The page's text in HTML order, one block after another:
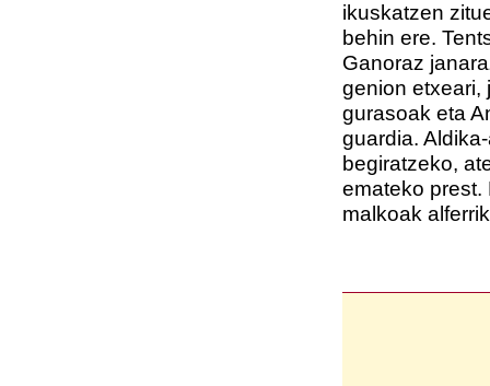
ikuskatzen
behin ere.
Ganoraz
genion etxeari,
gurasoak eta
guardia.
begiratzeko,
emateko prest.
malkoak